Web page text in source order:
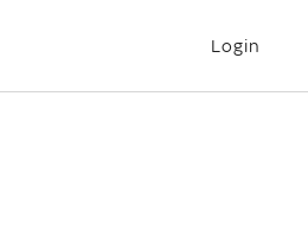
Login